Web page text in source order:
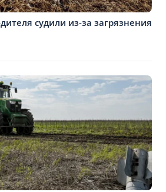
судили из-за загрязнения